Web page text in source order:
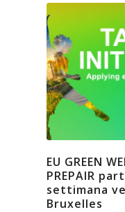
EU GREEN
PREPAIR
settimana
Bruxelles